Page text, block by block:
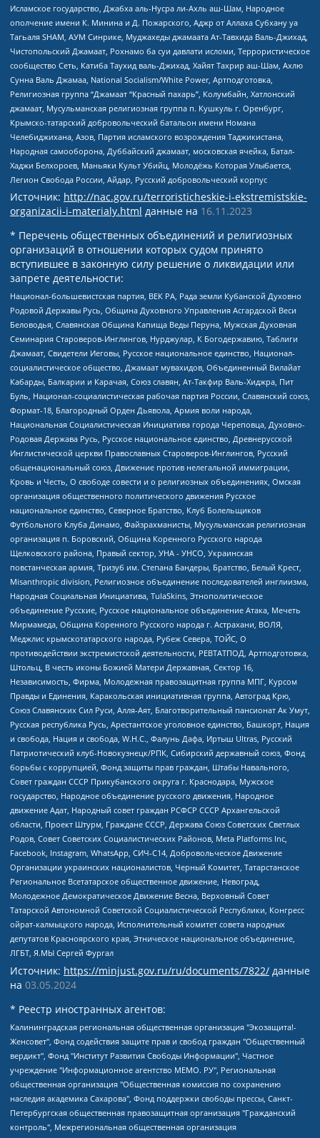
Исламское государство, Джабха аль-Нусра ли-Ахль аш-Шам, Народное
ополчение имени К. Минина и Д. Пожарского, Аджр от Аллаха Субхану уа
Тагьаля SHAM, АУМ Синрике, Муджахеды джамаата Ат-Тавхида Валь-Джихад,
Чистопольский Джамаат, Рохнамо ба суи давлати исломи, Террористическое
сообщество Сеть, Катиба Таухид валь-Джихад, Хайят Тахрир аш-Шам, Ахлю
Сунна Валь Джамаа, National Socialism/White Power, Артподготовка,
Религиозная группа “Джамаат “Красный пахарь”, Колумбайн, Хатлонский
джамаат, Мусульманская религиозная группа п. Кушкуль г. Оренбург,
Крымско-татарский добровольческий батальон имени Номана
Челебиджихана, Азов, Партия исламского возрождения Таджикистана,
Народная самооборона, Дуббайский джамаат, московская ячейка, Батал-
Хаджи Белхороев, Маньяки Культ Убийц, Молодёжь Которая Улыбается,
Легион Свобода России, Айдар, Русский добровольческий корпус
Источник: http://nac.gov.ru/terroristicheskie-i-ekstremistskie-
organizacii-i-materialy.html данные на 16.11.2023
* Перечень общественных объединений и религиозных
организаций в отношении которых судом принято
вступившее в законную силу решение о ликвидации или
запрете деятельности:
Национал-большевистская партия, ВЕК РА, Рада земли Кубанской Духовно
Родовой Державы Русь, Община Духовного Управления Асгардской Веси
Беловодья, Славянская Община Капища Веды Перуна, Мужская Духовная
Семинария Староверов-Инглингов, Нурджулар, К Богодержавию, Таблиги
Джамаат, Свидетели Иеговы, Русское национальное единство, Национал-
социалистическое общество, Джамаат мувахидов, Объединенный Вилайат
Кабарды, Балкарии и Карачая, Союз славян, Ат-Такфир Валь-Хиджра, Пит
Буль, Национал-социалистическая рабочая партия России, Славянский союз,
Формат-18, Благородный Орден Дьявола, Армия воли народа,
Национальная Социалистическая Инициатива города Череповца, Духовно-
Родовая Держава Русь, Русское национальное единство, Древнерусской
Инглистической церкви Православных Староверов-Инглингов, Русский
общенациональный союз, Движение против нелегальной иммиграции,
Кровь и Честь, О свободе совести и о религиозных объединениях, Омская
организация общественного политического движения Русское
национальное единство, Северное Братство, Клуб Болельщиков
Футбольного Клуба Динамо, Файзрахманисты, Мусульманская религиозная
организация п. Боровский, Община Коренного Русского народа
Щелковского района, Правый сектор, УНА - УНСО, Украинская
повстанческая армия, Тризуб им. Степана Бандеры, Братство, Белый Крест,
Misanthropic division, Религиозное объединение последователей инглиизма,
Народная Социальная Инициатива, TulaSkins, Этнополитическое
объединение Русские, Русское национальное объединение Атака, Мечеть
Мирмамеда, Община Коренного Русского народа г. Астрахани, ВОЛЯ,
Меджлис крымскотатарского народа, Рубеж Севера, ТОЙС, О
противодействии экстремистской деятельности, РЕВТАТПОД, Артподготовка,
Штольц, В честь иконы Божией Матери Державная, Сектор 16,
Независимость, Фирма, Молодежная правозащитная группа МПГ, Курсом
Правды и Единения, Каракольская инициативная группа, Автоград Крю,
Союз Славянских Сил Руси, Алля-Аят, Благотворительный пансионат Ак Умут,
Русская республика Русь, Арестантское уголовное единство, Башкорт, Нация
и свобода, Нация и свобода, W.H.С., Фалунь Дафа, Иртыш Ultras, Русский
Патриотический клуб-Новокузнецк/РПК, Сибирский державный союз, Фонд
борьбы с коррупцией, Фонд защиты прав граждан, Штабы Навального,
Совет граждан СССР Прикубанского округа г. Краснодара, Мужское
государство, Народное объединение русского движения, Народное
движение Адат, Народный совет граждан РСФСР СССР Архангельской
области, Проект Штурм, Граждане СССР, Держава Союз Советских Светлых
Родов, Совет Советских Социалистических Районов, Meta Platforms Inc,
Facebook, Instagram, WhatsApp, СИЧ-С14, Добровольческое Движение
Организации украинских националистов, Черный Комитет, Татарстанское
Региональное Всетатарское общественное движение, Невоград,
Молодежное Демократическое Движение Весна, Верховный Совет
Татарской Автономной Советской Социалистической Республики, Конгресс
ойрат-калмыцкого народа, Исполнительный комитет совета народных
депутатов Красноярского края, Этническое национальное объединение,
ЛГБТ, Я.МЫ Сергей Фургал
Источник: https://minjust.gov.ru/ru/documents/7822/ данные
на 03.05.2024
* Реестр иностранных агентов:
Калининградская региональная общественная организация "Экозащита!-Женсовет", Фонд содействия защите прав и свобод граждан "Общественный вердикт", Фонд "Институт Развития Свободы Информации", Частное учреждение "Информационное агентство МЕМО. РУ", Региональная общественная организация "Общественная комиссия по сохранению наследия академика Сахарова", Фонд поддержки свободы прессы, Санкт-Петербургская общественная правозащитная организация "Гражданский контроль", Межрегиональная общественная организация "Информационно-просветительский центр "Мемориал", Региональный Фонд "Центр Защиты Прав Средств Массовой Информации", с 05.12.2023 Фонд "Центр Защиты Прав Средств массовой информации", Региональная общественная благотворительная организация помощи беженцам и мигрантам "Гражданское содействие", Негосударственное образовательное учреждение дополнительного профессионального образования (повышение квалификации) специалистов "АКАДЕМИЯ ПО ПРАВАМ ЧЕЛОВЕКА", Свердловская региональная общественная организация "Сутяжник", Автономная некоммерческая организация "Центр независимых социологических исследований", Союз общественных объединений "Российский исследовательский центр по правам человека", Региональное общественное учреждение научно-информационный центр "МЕМОРИАЛ", Некоммерческая организация "Фонд защиты гласности", Автономная некоммерческая организация "Институт прав человека", Городская общественная организация "Екатеринбургское общество "МЕМОРИАЛ", Городская общественная организация "Рязанское историко-просветительское и правозащитное общество "Мемориал" (Рязанский Мемориал), Челябинский региональный орган общественной самодеятельности – женское общественное объединение "Женщины Евразии", Челябинский региональный орган общественной самодеятельности "Уральская правозащитная группа", Фонд содействия защите здоровья и социальной справедливости имени Андрея Рылькова, Автономная Некоммерческая Организация "Аналитический Центр Юрия Левады", Автономная некоммерческая организация социальной поддержки населения "Проект Апрель", Региональная общественная организация помощи женщинам и детям, находящимся в кризисной ситуации "Информационно-методический центр "Анна", Фонд содействия развитию массовых коммуникаций и правовому просвещению "Так-так-Так", Фонд содействия устойчивому развитию "Серебряная тайга", Свердловский региональный общественный фонд социальных проектов "Новое время", "Idel.Реалии", Кавказ.Реалии, Крым.Реалии, Телеканал Настоящее Время, Татаро-башкирская служба Радио Свобода (Azatliq Radiosi), Радио Свободная Европа/Радио Свобода (PCE/PC), "Сибирь.Реалии", "Фактограф", Благотворительный фонд помощи осужденным и их семьям, Автономная некоммерческая организация "Институт глобализации и социальных движений", Фонд "В защиту прав заключенных", Частное учреждение "Центр поддержки и содействия развитию средств массовой информации", Пензенский региональный общественный благотворительный фонд "Гражданский союз", "Север.Реалии", Некоммерческая организация Фонд "Правовая инициатива", Общество с ограниченной ответственностью "Радио Свободная Европа/Радио Свобода", Чешское информационное агентство "MEDIUM-ORIENT", Красноярская региональная общественная организация "Мы против СПИДа", Камалягин Денис Николаевич, Маркелов Сергей Евгеньевич, Пономарев Лев Александрович, Савицкая Людмила Алексеевна, Автономная некоммерческая организация "Центр по работе с проблемой насилия "НАСИЛИЮ.НЕТ", Межрегиональный профессиональный союз работников здравоохранения "Альянс врачей", Юридическое лицо, зарегистрированное в Латвийской Республике, SIA "Medusa Project" (регистрационный номер 40103797863, дата регистрации 10.06.2014), Некоммерческая организация "Фонд по борьбе с коррупцией", Автономная некоммерческая организация "Институт права и публичной политики", Баданин Роман Сергеевич, Гликин Максим Александрович, Железнова Мария Михайловна, Лукьянова Юлия Сергеевна, Маетная Елизавета Витальевна, Маняхин Петр Борисович, Чуракова Ольга Владимировна, Ярош Юлия Петровна, Юридическое лицо "The Insider SIA", зарегистрированное в Риге, Латвийская Республика (дата регистрации 26.06.2015), являющееся администратором доменного имени интернет-издания "The Insider SIA", https://theins.ru, Постернак Алексей Евгеньевич, Рубин Михаил Аркадьевич, Анин Роман Александрович, Юридическое лицо Istories fonds, зарегистрированное в Латвийской Республике (регистрационный номер 50008295751, дата регистрации 24.02.2020), Великовский Дмитрий Александрович, Долинина Ирина Николаевна, Мароховская Алеся Алексеевна, Шлейнов Роман Юрьевич, Шмагун Олеся Валентиновна, Общество с ограниченной ответственностью "Альтаир 2021", Общество с ограниченной ответственностью "Вега 2021", Общество с ограниченной ответственностью "Главный редактор 2021", Общество с ограниченной ответственностью "Ромашки монолит", Важенков Артем Валерьевич, Ивановская областная общественная организация "Центр гендерных исследований", Гурман Юрий Альбертович, Медиапроект "ОВД-Инфо", Егоров Владимир Владимирович, Жилинский Владимир Александрович, Общество с ограниченной ответственностью "ЗП", Иванова София Юрьевна, Карезина Инна Павловна, Кильтау Екатерина Викторовна, Петров Алексей Викторович, Пискунов Сергей Евгеньевич, Смирнов Сергей Сергеевич, Тихонов Михаил Сергеевич, Общество с ограниченной ответственностью "ЖУРНАЛИСТ-ИНОСТРАННЫЙ АГЕНТ", Арапова Галина Юрьевна, Вольтская Татьяна Анатольевна, Американская компания "Mason G.E.S. Anonymous Foundation" (США), являющаяся владельцем интернет-издания https://mnews.world/, Компания "Stichting Bellingcat", зарегистрированная в Нидерландах (дата регистрации 11.07.2018), Захаров Андрей Вячеславович, Клепиковская Екатерина Дмитриевна, Общество с ограниченной ответственностью "МЕМО", Перл Роман Александрович, Симонов Евгений Алексеевич, Соловьева Елена Анатольевна, Сотников Даниил Владимирович, Сурначева Елизавета Дмитриевна, Автономная некоммерческая организация по защите прав человека и информированию населения "Якутия – Наше Мнение", Общество с ограниченной ответственностью "Москоу диджитал медиа", с 26.01.2023 Общество с ограниченной ответственностью "Чайка Белые сады", Ветошкина Валерия Валерьевна, Заговора Максим Александрович, Межрегиональное общественное движение "Российская ЛГБТ - сеть", Оленичев Максим Владимирович, Павлов Иван Юрьевич, Скворцова Елена Сергеевна, Общество с ограниченной ответственностью "Как бы инагент", Кочетков Игорь Викторович, Общество с ограниченной ответственностью "Честные выборы", Еланчик Олег Александрович, Общество с ограниченной ответственностью "Нобелевский призыв", Гималова Регина Эмилевна, Григорьев Андрей Валерьевич, Григорьева Алина Александровна, Ассоциация по содействию защите прав призывников, альтернативнослужащих и военнослужащих "Правозащитная группа "Гражданин.Армия.Право", Хисамова Регина Фаритовна, Автономная некоммерческая организация по реализации социально-правовых программ "Лилит", Дальневосточное общественное движение "Маяк", Санкт-Петербургская ЛГБТ-инициативная группа "Выход", Инициативная группа ЛГБТ+ "Реверс", Алексеев Андрей Викторович, Бекбулатова Таисия Львовна, Беляев Иван Михайлович, Владыкина Елена Сергеевна, Гельман Марат Александрович, Никульшина Вероника Юрьевна, Толоконникова Надежда Андреевна, Шендерович Виктор Анатольевич, Общество с ограниченной ответственностью "Данное сообщение", Общество с ограниченной ответственностью Издательский дом "Новая глава", Айнбиндер Александра Александровна, Московский комьюнити-центр для ЛГБТ+инициатив, Благотворительный фонд развития филантропии, Deutsche Welle (Германия, Kurt-Schumacher-Strasse 3, 53113 Bonn), Борзунова Мария Михайловна, Воробьев Виктор Викторович, Голубева Анна Львовна, Константинова Алла Михайловна, Малкова Ирина Владимировна, Мурадов Мурад Абдулгалимович, Осетинская Елизавета Николаевна, Понасенков Евгений Николаевич, Ганапольский Матвей Юрьевич, Киселев Евгений Алексеевич, Борухович Ирина Григорьевна, Дремин Иван Тимофеевич, Дубровский Дмитрий Викторович, Красноярская региональная общественная организация поддержки и развития альтернативных образовательных технологий и межкультурных коммуникаций "ИНТЕРРА", Маяковская Екатерина Алексеевна, Фейгин Марк Захарович, Филимонов Андрей Викторович, Дзугкоева Регина Николаевна, Доброхотов Роман Александрович, Дудь Юрий Александрович, Елкин Сергей Владимирович, Кругликов Кирилл Игоревич, Сабунаева Мария Леонидовна, Семенов Алексей Владимирович, Шаинян Карен Багратович, Шульман Екатерина Михайловна, Асафьев Артур Валерьевич, Вахштайн Виктор Семенович, Венедиктов Алексей Алексеевич, Лушникова Екатерина Евгеньевна, Волков Леонид Михайлович, Невзоров Александр Глебович, Пархоменко Сергей Борисович, Сироткин Ярослав Николаевич, Кара-Мурза Владимир Владимирович, Баранова Наталья Владимировна, Гозман Леонид Яковлевич, Кагарлицкий Борис Юльевич, Климарев Михаил Валерьевич, Милов Владимир Станиславович, Автономная некоммерческая организация Краснодарский центр современного искусства "Типография", Моргенштерн Алишер Тагирович, Соболь Любовь Эдуардовна, Общество с ограниченной ответственностью "ЛИЗА НОРМ", Каспаров Гарри Кимович, Ходорковский Михаил Борисович, Общество с ограниченной ответственностью "Апрельские тезисы", Данилович Ирина Брониславовна, Кашин Олег Владимирович, Петров Николай Владимирович, Пивоваров Алексей Владимирович, Соколов Михаил Владимирович, Цветкова Юлия Владимировна, Чичваркин Евгений Александрович, Комитет против пыток/Команда против пыток, Общество с ограниченной ответственностью "Первый научный", Общество с ограниченной ответственностью "Вертолет и ко", Белоцерковская Вероника Борисовна, Кац Максим Евгеньевич, Лазарева Татьяна Юрьевна, Шаведдинов Руслан Табризович, Яшин Илья Валерьевич, Общество с ограниченной ответственностью "Иноагент ААВ", Алешковский Дмитрий Петрович, Альбац Евгения Марковна, Быков Дмитрий Львович, Галямина Юлия Евгеньевна, Лойко Сергей Леонидович, Мартынов Кирилл Константинович, Медведев Сергей Александрович, Крашенинников Федор Геннадиевич, Гордеева Катерина Вл